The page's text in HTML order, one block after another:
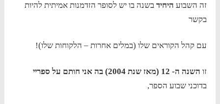
זה השבוע היחיד בשנה בו יש לסופר הזדמנות אמיתית להיות
בקשר
עם קהל הקוראים שלו (במלים אחרות – הלקוחות שלו)!
זו השנה ה- 12 (מאז שנת 2004) בה אני חותם על ספריי
בדוכני שבוע הספר,